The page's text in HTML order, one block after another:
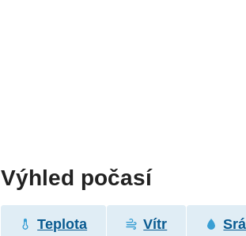
Výhled počasí
Teplota Vítr